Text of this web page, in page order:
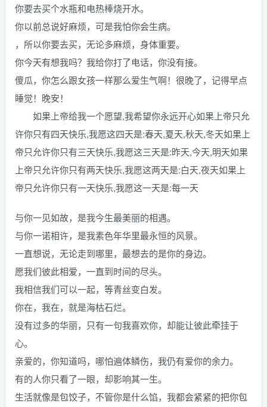
你要去买个水瓶和电热棒烧开水。
你以前总说好麻烦，可是我怕你会生病。
，所以你要去买，无论多麻烦，身体重要。
你今天有想我吗？我给你打了电话，你没有接。
傻瓜，你怎么跟女孩一样那么爱生气啊！很晚了，记得早点
睡觉！晚安！
如果上帝给我一个愿望,我希望你永远开心如果上帝只允
许你只有四天快乐,我愿这四天是:春天,夏天,秋天,冬天如果上
帝只允许你只有三天快乐,我愿这三天是:昨天,今天,明天如果
上帝只允许你只有两天快乐,我愿这两天是:白天,夜天如果上
帝只允许你只有一天快乐,我愿这一天是:每一天
与你一见如故，是我今生最美丽的相遇。
与你一诺相许，是我素色年华里最永恒的风景。
一直想说，无论走到哪里，最想去的是你的身边。
愿我们彼此相爱，一直到时间的尽头。
我相信我们可以一起，等青丝变白发。
你在，我在，就是海枯石烂。
没有过多的华丽，只有一句我喜欢你，却能让彼此牵挂于
心。
亲爱的，你知道吗，哪怕遍体鳞伤，我仍有爱你的余力。
有的人你只看了一眼，却影响其一生。
生活就像是包饺子，不管你是什么馅，我都会紧紧的把你包